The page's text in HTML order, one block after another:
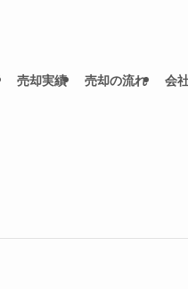
売却実績 売却の流れ 会